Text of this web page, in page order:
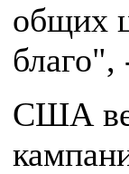
общих
благо",
США